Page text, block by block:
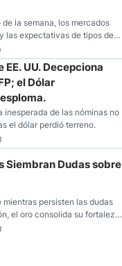
la semana, los mercados
las expectativas de tipos de
UU. Decepciona
el Dólar
inesperada de las nóminas no
el dólar perdió terreno.
Siembran Dudas sobre
persisten las dudas
el oro consolida su fortaleza
desde Estados